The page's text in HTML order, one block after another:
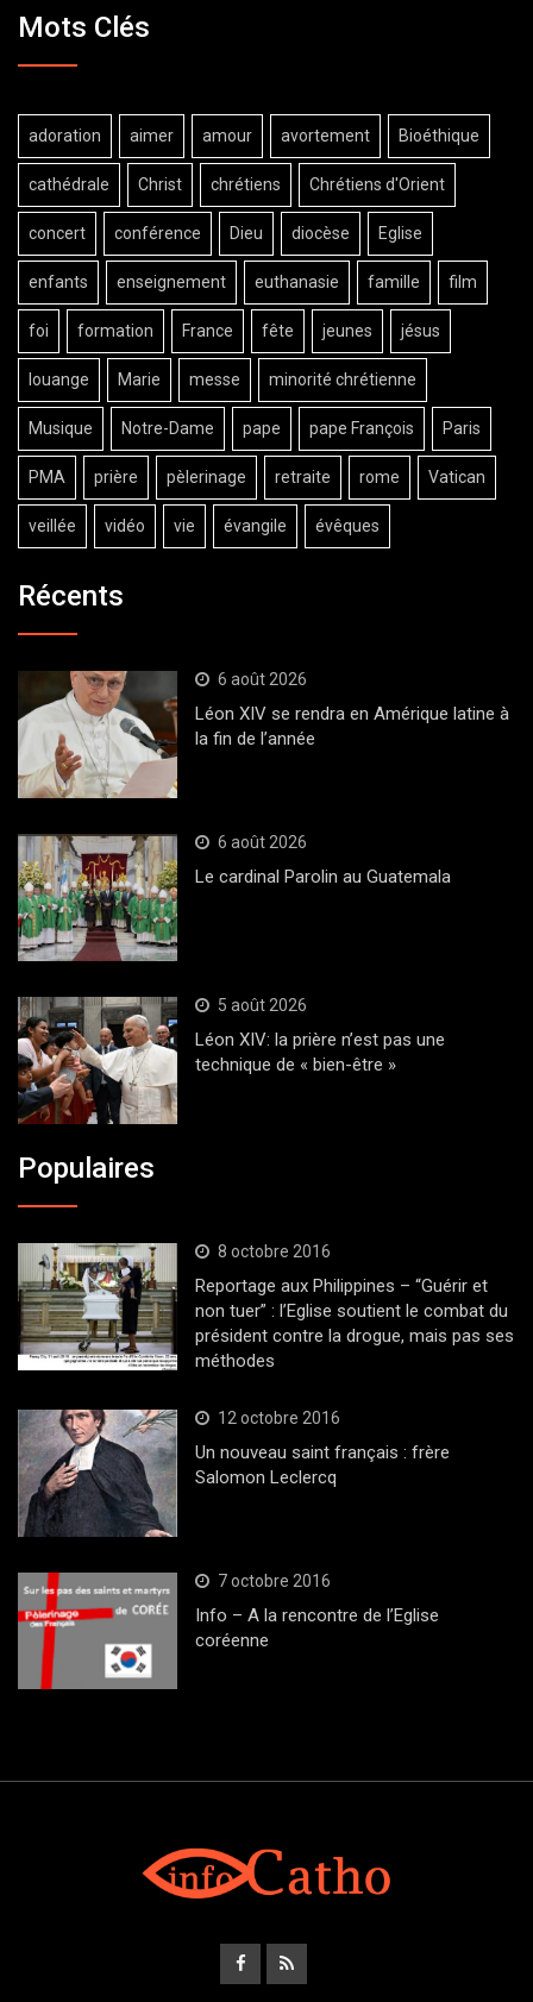
Mots Clés
adoration aimer amour avortement Bioéthique
cathédrale Christ chrétiens Chrétiens d'Orient
concert conférence Dieu diocèse Eglise
enfants enseignement euthanasie famille film
foi formation France fête jeunes jésus
louange Marie messe minorité chrétienne
Musique Notre-Dame pape pape François Paris
PMA prière pèlerinage retraite rome Vatican
veillée vidéo vie évangile évêques
Récents
6 août 2026
Léon XIV se rendra en Amérique latine à
la fin de l’année
6 août 2026
Le cardinal Parolin au Guatemala
5 août 2026
Léon XIV: la prière n’est pas une
technique de « bien-être »
Populaires
8 octobre 2016
Reportage aux Philippines – “Guérir et
non tuer” : l’Eglise soutient le combat du
président contre la drogue, mais pas ses
méthodes
12 octobre 2016
Un nouveau saint français : frère
Salomon Leclercq
7 octobre 2016
Info – A la rencontre de l’Eglise
coréenne